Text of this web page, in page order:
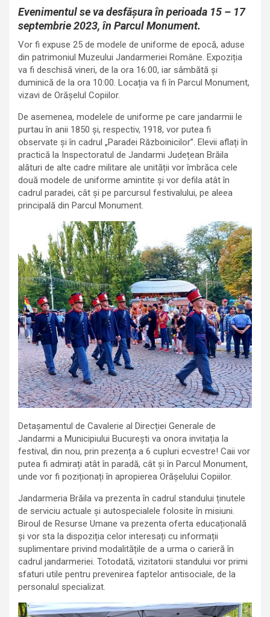
Evenimentul se va desfășura în perioada 15 – 17
septembrie 2023, în Parcul Monument.
Vor fi expuse 25 de modele de uniforme de epocă, aduse
din patrimoniul Muzeului Jandarmeriei Române. Expoziția
va fi deschisă vineri, de la ora 16:00, iar sâmbătă și
duminică de la ora 10:00. Locația va fi în Parcul Monument,
vizavi de Orășelul Copiilor.
De asemenea, modelele de uniforme pe care jandarmii le
purtau în anii 1850 și, respectiv, 1918, vor putea fi
observate și în cadrul „Paradei Războinicilor”. Elevii aflați în
practică la Inspectoratul de Jandarmi Județean Brăila
alături de alte cadre militare ale unității vor îmbrăca cele
două modele de uniforme amintite și vor defila atât în
cadrul paradei, cât și pe parcursul festivalului, pe aleea
principală din Parcul Monument.
Detașamentul de Cavalerie al Direcției Generale de
Jandarmi a Municipiului București va onora invitația la
festival, din nou, prin prezența a 6 cupluri ecvestre! Caii vor
putea fi admirați atât în paradă, cât și în Parcul Monument,
unde vor fi poziționați în apropierea Orășelului Copiilor.
Jandarmeria Brăila va prezenta în cadrul standului ținutele
de serviciu actuale și autospecialele folosite în misiuni.
Biroul de Resurse Umane va prezenta oferta educațională
și vor sta la dispoziția celor interesați cu informații
suplimentare privind modalitățile de a urma o carieră în
cadrul jandarmeriei. Totodată, vizitatorii standului vor primi
sfaturi utile pentru prevenirea faptelor antisociale, de la
personalul specializat.